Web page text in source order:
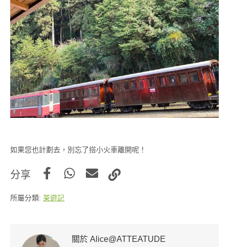
如果您也計劃去，別忘了搭小火車離開呢！
分享
所屬分類: 茶遊記
關於 Alice@ATTEATUDE